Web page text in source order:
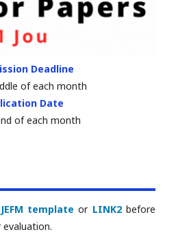
Deadline
of each month
Date
of each month
JEFM template or LINK2before